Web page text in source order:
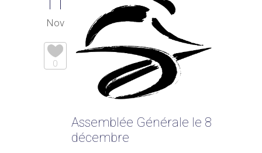
Nov
0
Assemblée Générale le 8
décembre